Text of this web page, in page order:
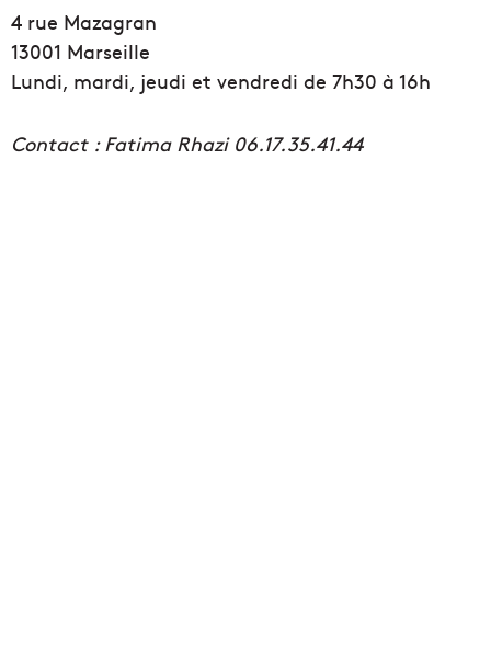
4 rue Mazagran
13001 Marseille
Lundi, mardi, jeudi et vendredi de 7h30 à 16h
Contact : Fatima Rhazi 06.17.35.41.44